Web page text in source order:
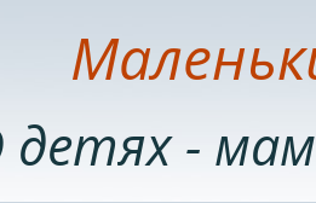
детях -